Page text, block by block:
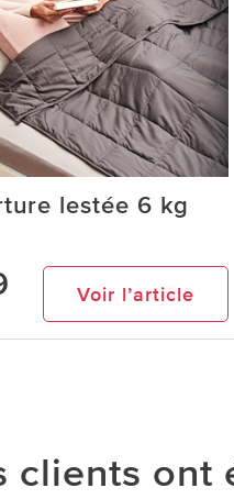
lestée 6 kg
Voir l’article
clients ont